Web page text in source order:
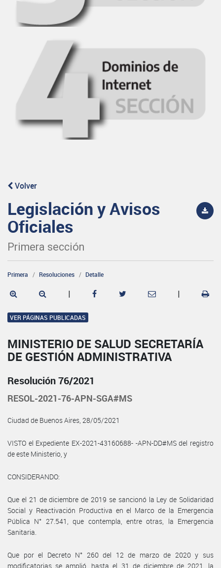
Volver
Legislación y Avisos
Oficiales
Primera sección
Primera Resoluciones Detalle
| |
VER PÁGINAS PUBLICADAS
MINISTERIO DE SALUD SECRETARÍA
DE GESTIÓN ADMINISTRATIVA
Resolución 76/2021
RESOL-2021-76-APN-SGA#MS
Ciudad de Buenos Aires, 28/05/2021
VISTO el Expediente EX-2021-43160688- -APN-DD#MS del registro
de este Ministerio, y
CONSIDERANDO:
Que el 21 de diciembre de 2019 se sancionó la Ley de Solidaridad
Social y Reactivación Productiva en el Marco de la Emergencia
Pública N° 27.541, que contempla, entre otras, la Emergencia
Sanitaria.
Que por el Decreto N° 260 del 12 de marzo de 2020 y sus
modificatorias se amplió, hasta el 31 de diciembre de 2021, la